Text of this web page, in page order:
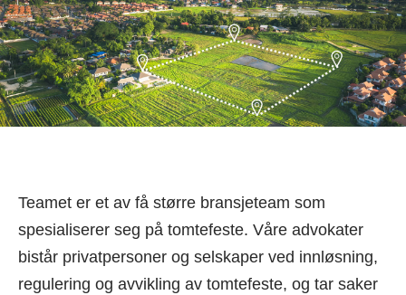
Teamet er et av få større bransjeteam som
spesialiserer seg på tomtefeste. Våre advokater
bistår privatpersoner og selskaper ved innløsning,
regulering og avvikling av tomtefeste, og tar saker